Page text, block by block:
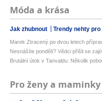
Móda a krása
Jak zhubnout Trendy nehty pro
Marek Ztracený po dvou letech
Nesnášíte pondělí? Vědci přišli se
Brutální útok v Tanvaldu: Několik
Pro ženy a maminky